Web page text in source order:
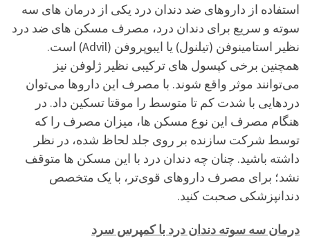
استفاده از داروهای ضد دندان درد یکی از درمان های سه
سوته و سریع برای دندان درد، مصرف مسکن های ضد درد
نظیر استامینوفن (تیلنول) یا ایبوپروفن (Advil) است.
همچنین برخی کپسول های ترکیبی نظیر ژلوفن نیز
می‌توانند موثر واقع شوند. با مصرف این داروها می‌توان
دردهایی با شدت کم تا متوسط را موقتا تسکین داد. در
هنگام مصرف این نوع مسکن ها، میزان مصرف را که
توسط شرکت سازنده بر روی جلد لحاظ شده، در نظر
داشته باشید. چنان چه دندان درد با این مسکن ها متوقف
نشد؛ برای مصرف داروهای قوی‌تر، با یک متخصص
دندانپزشکی صحبت کنید.
درمان سه سوته دندان درد با کمپرس سرد